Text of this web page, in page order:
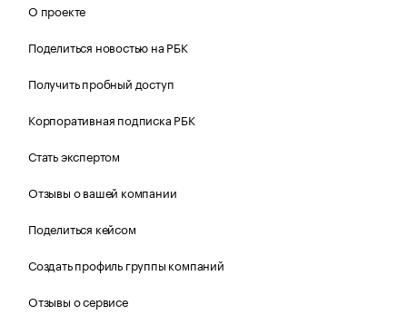
О проекте
Поделиться новостью на РБК
Получить пробный доступ
Корпоративная подписка РБК
Стать экспертом
Отзывы о вашей компании
Поделиться кейсом
Создать профиль группы компаний
Отзывы о сервисе